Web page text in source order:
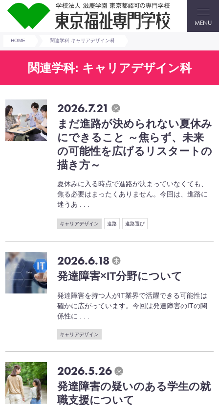
MENU
HOME 関連学科 キャリアデザイン科
関連学科: キャリアデザイン科
2026.7.21 火
まだ進路が決められない夏休み
にできること ～焦らず、未来
の可能性を広げるリスタートの
描き方～
夏休みに入る時点で進路が決まっていなくても、
焦る必要はまったくありません。今回は、進路に
迷うあ . . .
キャリアデザイン 進路 進路選び
2026.6.18 木
発達障害×IT分野について
発達障害を持つ人がIT業界で活躍できる可能性は
確かに広がっています。今回は発達障害のITの関
係性に . . .
キャリアデザイン
2026.5.26 火
発達障害の疑いのある学生の就
職支援について